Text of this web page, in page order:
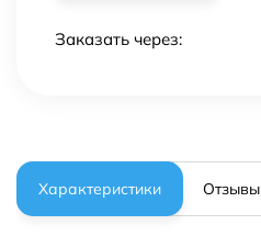
Заказать через:
Характеристики Отзывы